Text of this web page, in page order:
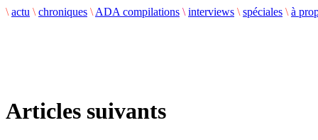
\ actu \ chroniques \ ADA compilations \ interviews \ spéciales \ à
Articles suivants